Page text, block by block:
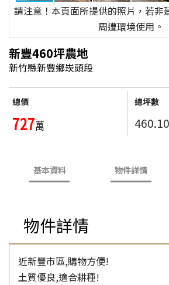
請注意！本頁面所提供的照片，若非
周遭環境使用。
新豐460坪農地
新竹縣新豐鄉崁頭段
總價
727萬
總坪數
基本資料 物件詳情
物件詳情
近新豐市區,購物方便!
土質優良,適合耕種!